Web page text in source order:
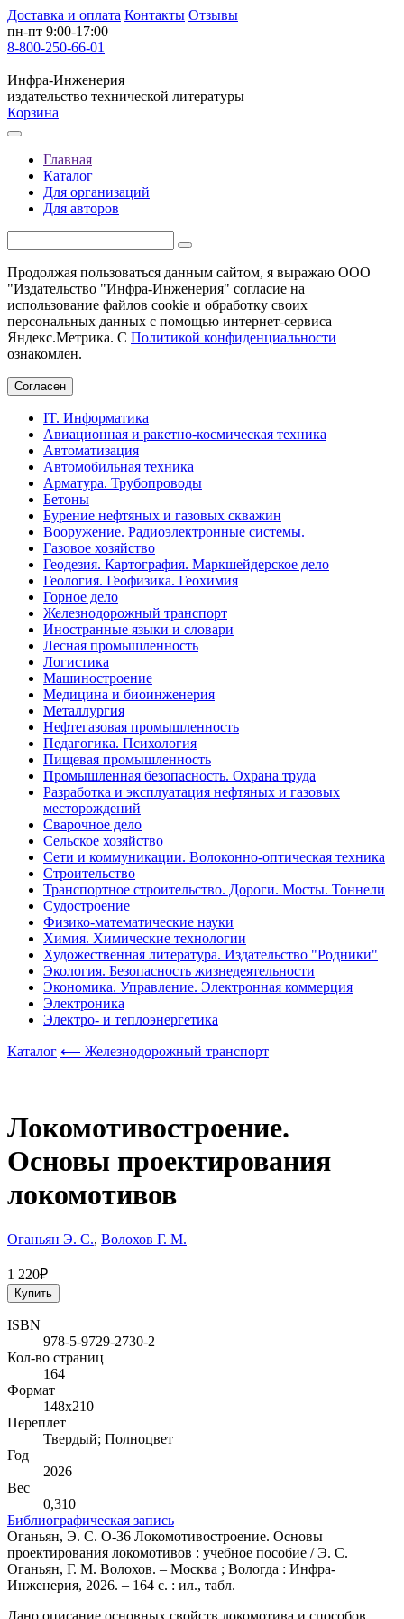
Доставка и оплата Контакты Отзывы
пн-пт 9:00-17:00
8-800-250-66-01
Инфра-Инженерия
издательство технической литературы
Корзина
Главная
Каталог
Для организаций
Для авторов
Продолжая пользоваться данным сайтом, я выражаю ООО
"Издательство "Инфра-Инженерия" согласие на
использование файлов cookie и обработку своих
персональных данных с помощью интернет-сервиса
Яндекс.Метрика. С Политикой конфиденциальности
ознакомлен.
Согласен
IT. Информатика
Авиационная и ракетно-космическая техника
Автоматизация
Автомобильная техника
Арматура. Трубопроводы
Бетоны
Бурение нефтяных и газовых скважин
Вооружение. Радиоэлектронные системы.
Газовое хозяйство
Геодезия. Картография. Маркшейдерское дело
Геология. Геофизика. Геохимия
Горное дело
Железнодорожный транспорт
Иностранные языки и словари
Лесная промышленность
Логистика
Машиностроение
Медицина и биоинженерия
Металлургия
Нефтегазовая промышленность
Педагогика. Психология
Пищевая промышленность
Промышленная безопасность. Охрана труда
Разработка и эксплуатация нефтяных и газовых
месторождений
Сварочное дело
Сельское хозяйство
Сети и коммуникации. Волоконно-оптическая техника
Строительство
Транспортное строительство. Дороги. Мосты. Тоннели
Судостроение
Физико-математические науки
Химия. Химические технологии
Художественная литература. Издательство "Родники"
Экология. Безопасность жизнедеятельности
Экономика. Управление. Электронная коммерция
Электроника
Электро- и теплоэнергетика
Каталог ⟵ Железнодорожный транспорт
Локомотивостроение.
Основы проектирования
локомотивов
Оганьян Э. С., Волохов Г. М.
1 220₽
Купить
ISBN
978-5-9729-2730-2
Кол-во страниц
164
Формат
148х210
Переплет
Твердый; Полноцвет
Год
2026
Вес
0,310
Библиографическая запись
Оганьян, Э. С. О-36 Локомотивостроение. Основы
проектирования локомотивов : учебное пособие / Э. С.
Оганьян, Г. М. Волохов. – Москва ; Вологда : Инфра-
Инженерия, 2026. – 164 с. : ил., табл.
Дано описание основных свойств локомотива и способов